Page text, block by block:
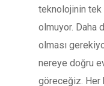
teknolojinin tek
olmuyor. Daha
olması
nereye doğru
göreceğiz. Her